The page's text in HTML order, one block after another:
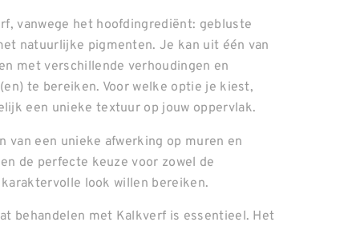
vanwege het hoofdingrediënt: gebluste
natuurlijke pigmenten. Je kan uit één van
met verschillende verhoudingen en
te bereiken. Voor welke optie je kiest,
een unieke textuur op jouw oppervlak.
een unieke afwerking op muren en
de perfecte keuze voor zowel de
look willen bereiken.
behandelen met Kalkverf is essentieel. Het